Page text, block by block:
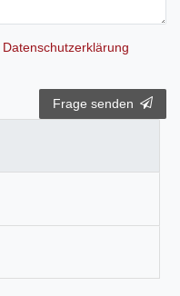
Daten­schutz­erklärung
Frage senden